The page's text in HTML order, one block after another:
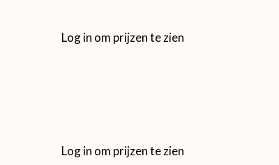
Log in om prijzen te zien
Log in om prijzen te zien